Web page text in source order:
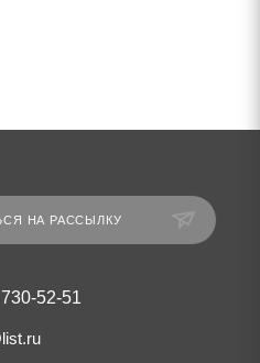
НА РАССЫЛКУ
52-51